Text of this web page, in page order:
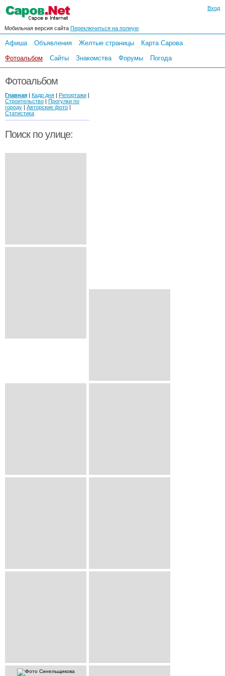
Вход
Мобильная версия сайта Переключиться на полную
Афиша Объявления Желтые страницы
Карта Сарова
Фотоальбом
Сайты Знакомства Форумы Погода
Фотоальбом
Главная | Кадр дня | Репортажи |
Строительство | Прогулки по
городу | Авторские фото |
Статистика
Поиск по улице: